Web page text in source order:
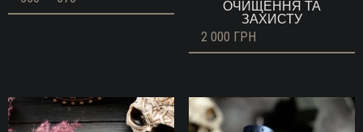
цін:
ОЧИЩЕННЯ ТА
ЗАХИСТУ
2 000 ГРН